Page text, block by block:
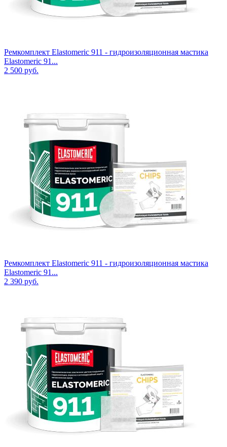
Ремкомплект Elastomeric 911 - гидроизоляционная мастика
Elastomeric 91...
2 500 руб.
Ремкомплект Elastomeric 911 - гидроизоляционная мастика
Elastomeric 91...
2 390 руб.